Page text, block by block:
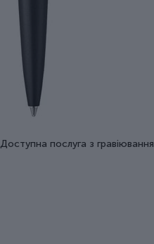
Доступна послуга з гравіювання